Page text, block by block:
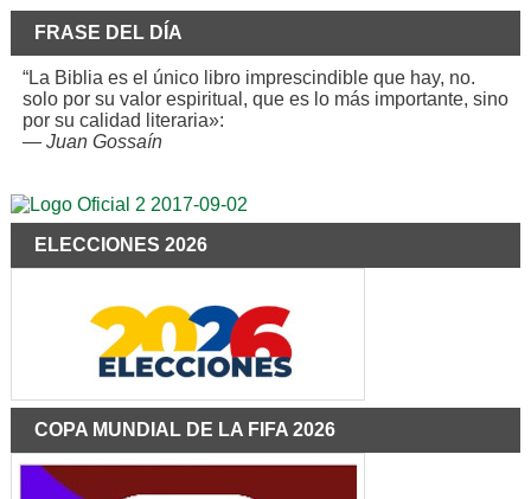
FRASE DEL DÍA
“La Biblia es el único libro imprescindible que hay, no.
solo por su valor espiritual, que es lo más importante, sino
por su calidad literaria»:
— Juan Gossaín
ELECCIONES 2026
COPA MUNDIAL DE LA FIFA 2026